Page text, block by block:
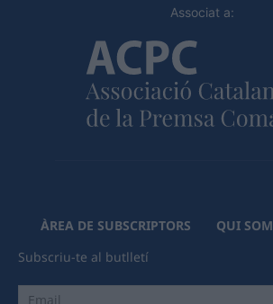
Associat a:
ÀREA DE SUBSCRIPTORS QUI SOM
Subscriu-te al butlletí